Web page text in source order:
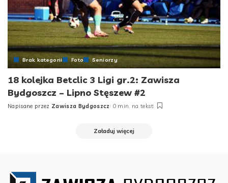
Brak kategorii Foto Seniorzy
18 kolejka Betclic 3 Ligi gr.2: Zawisza
Bydgoszcz – Lipno Stęszew #2
Posted
Napisane przez Zawisza Bydgoszcz 0 min. na tekst
Załaduj więcej